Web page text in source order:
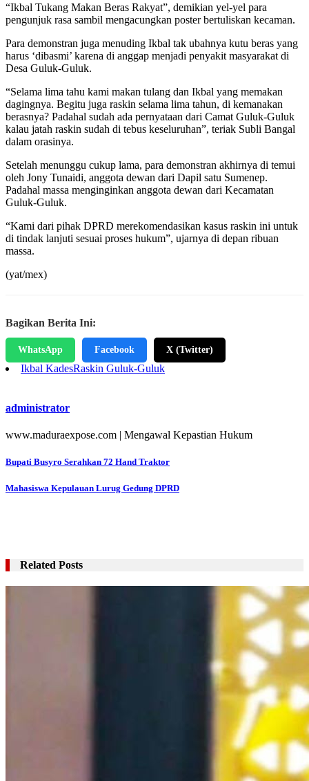
“Ikbal Tukang Makan Beras Rakyat”, demikian yel-yel para
pengunjuk rasa sambil mengacungkan poster bertuliskan kecaman.
Para demonstran juga menuding Ikbal tak ubahnya kutu beras yang
harus ‘dibasmi’ karena di anggap menjadi penyakit masyarakat di
Desa Guluk-Guluk.
“Selama lima tahu kami makan tulang dan Ikbal yang memakan
dagingnya. Begitu juga raskin selama lima tahun, di kemanakan
berasnya? Padahal sudah ada pernyataan dari Camat Guluk-Guluk
kalau jatah raskin sudah di tebus keseluruhan”, teriak Subli Bangal
dalam orasinya.
Setelah menunggu cukup lama, para demonstran akhirnya di temui
oleh Jony Tunaidi, anggota dewan dari Dapil satu Sumenep.
Padahal massa menginginkan anggota dewan dari Kecamatan
Guluk-Guluk.
“Kami dari pihak DPRD merekomendasikan kasus raskin ini untuk
di tindak lanjuti sesuai proses hukum”, ujarnya di depan ribuan
massa.
(yat/mex)
Bagikan Berita Ini:
WhatsApp Facebook X (Twitter)
Ikbal KadesRaskin Guluk-Guluk
administrator
www.maduraexpose.com | Mengawal Kepastian Hukum
Navigasi
pos
Bupati Busyro Serahkan 72 Hand Traktor
Mahasiswa Kepulauan Lurug Gedung DPRD
Related Posts